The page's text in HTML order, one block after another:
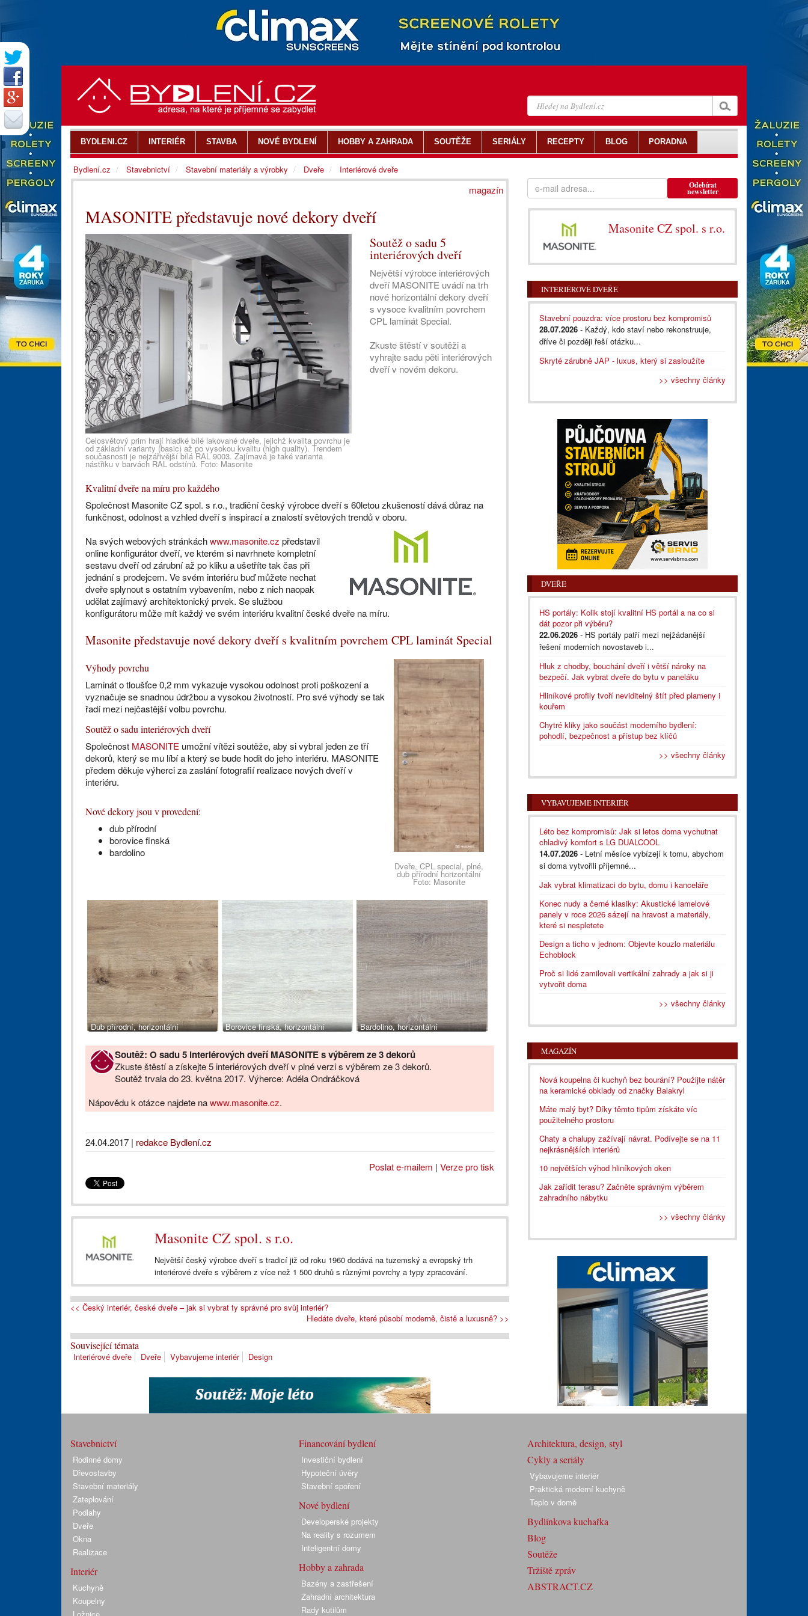
magazín
MASONITE představuje nové dekory dveří
Celosvětový prim hrají hladké bílé lakované dveře, jejichž kvalita povrchu je
od základní varianty (basic) až po vysokou kvalitu (high quality). Trendem
současnosti je nejzářivější bílá RAL 9003. Zajímavá je také varianta
nástřiku v barvách RAL odstínů. Foto: Masonite
Soutěž o sadu 5
interiérových dveří
Největší výrobce interiérových
dveří MASONITE uvádí na trh
nové horizontální dekory dveří
s vysoce kvalitním povrchem
CPL laminát Special.
Zkuste štěstí v soutěži a
vyhrajte sadu pěti interiérových
dveří v novém dekoru.
Kvalitní dveře na míru pro každého
Společnost Masonite CZ spol. s r.o., tradiční český výrobce dveří s 60letou zkušeností dává důraz na
funkčnost, odolnost a vzhled dveří s inspirací a znalostí světových trendů v oboru.
Na svých webových stránkáchwww.masonite.cz představil
online konfigurátor dveří, ve kterém si navrhnete kompletní
sestavu dveří od zárubní až po kliku a ušetříte tak čas při
jednání s prodejcem. Ve svém interiéru buď můžete nechat
dveře splynout s ostatním vybavením, nebo z nich naopak
udělat zajímavý architektonický prvek. Se službou
konfigurátoru může mít každý ve svém interiéru kvalitní české dveře na míru.
Masonite představuje nové dekory dveří s kvalitním povrchem CPL laminát Special
Dveře, CPL special, plné,
dub přírodní horizontální
Foto: Masonite
Výhody povrchu
Laminát o tloušťce 0,2 mm vykazuje vysokou odolnost proti poškození a
vyznačuje se snadnou údržbou a vysokou životností. Pro své výhody se tak
řadí mezi nejčastější volbu povrchu.
Soutěž o sadu interiérových dveří
Společnost MASONITE umožní vítězi soutěže, aby si vybral jeden ze tří
dekorů, který se mu líbí a který se bude hodit do jeho interiéru. MASONITE
předem děkuje výherci za zaslání fotografií realizace nových dveří v
interiéru.
Nové dekory jsou v provedení:
dub přírodní
borovice finská
bardolino
Dub přírodní, horizontální Borovice finská, horizontální Bardolino, horizontální
Soutěž: O sadu 5 interiérových dveří MASONITE s výběrem ze 3 dekorů
Zkuste štěstí a získejte 5 interiérových dveří v plné verzi s výběrem ze 3 dekorů.
Soutěž trvala do 23. května 2017. Výherce: Adéla Ondráčková
Nápovědu k otázce najdete nawww.masonite.cz.
24.04.2017 | redakce Bydlení.cz
Poslat e-mailem | Verze pro tisk
Masonite CZ spol. s r.o.
Největší český výrobce dveří s tradicí již od roku 1960 dodává na tuzemský a evropský trh
interiérové dveře s výběrem z více než 1 500 druhů s různými povrchy a typy zpracování.
<< Český interiér, české dveře – jak si vybrat ty správné pro svůj interiér?
Hledáte dveře, které působí moderně, čistě a luxusně? >>
Související témata
Interiérové dveře Dveře Vybavujeme interiér Design
Odebírat
newsletter
Masonite CZ spol. s r.o.
INTERIÉROVÉ DVEŘE
Stavební pouzdra: více prostoru bez kompromisů
28.07.2026 - Každý, kdo staví nebo rekonstruuje,
dříve či později řeší otázku...
Skryté zárubně JAP - luxus, který si zasloužíte
>> všechny články
DVEŘE
HS portály: Kolik stojí kvalitní HS portál a na co si
dát pozor při výběru?
22.06.2026 - HS portály patří mezi nejžádanější
řešení moderních novostaveb i...
Hluk z chodby, bouchání dveří i větší nároky na
bezpečí. Jak vybrat dveře do bytu v paneláku
Hliníkové profily tvoří neviditelný štít před plameny i
kouřem
Chytré kliky jako součást moderního bydlení:
pohodlí, bezpečnost a přístup bez klíčů
>> všechny články
VYBAVUJEME INTERIÉR
Léto bez kompromisů: Jak si letos doma vychutnat
chladivý komfort s LG DUALCOOL
14.07.2026 - Letní měsíce vybízejí k tomu, abychom
si doma vytvořili příjemné...
Jak vybrat klimatizaci do bytu, domu i kanceláře
Konec nudy a černé klasiky: Akustické lamelové
panely v roce 2026 sázejí na hravost a materiály,
které si nespletete
Design a ticho v jednom: Objevte kouzlo materiálu
Echoblock
Proč si lidé zamilovali vertikální zahrady a jak si ji
vytvořit doma
>> všechny články
MAGAZÍN
Nová koupelna či kuchyň bez bourání? Použijte nátěr
na keramické obklady od značky Balakryl
Máte malý byt? Díky těmto tipům získáte víc
použitelného prostoru
Chaty a chalupy zažívají návrat. Podívejte se na 11
nejkrásnějších interiérů
10 největších výhod hliníkových oken
Jak zařídit terasu? Začněte správným výběrem
zahradního nábytku
>> všechny články
BYDLENI.CZ INTERIÉR STAVBA NOVÉ BYDLENÍ HOBBY A ZAHRADA SOUTĚŽE SERIÁLY RECEPTY BLOG PORADNA
Bydlení.cz Stavebnictví Stavební materiály a výrobky Dveře Interiérové dveře
Stavebnictví
Rodinné domy
Dřevostavby
Stavební materiály
Zateplování
Podlahy
Dveře
Okna
Realizace
Interiér
Kuchyně
Koupelny
Ložnice
Financování bydlení
Investiční bydlení
Hypoteční úvěry
Stavební spoření
Nové bydlení
Developerské projekty
Na reality s rozumem
Inteligentní domy
Hobby a zahrada
Bazény a zastřešení
Zahradní architektura
Rady kutilům
Architektura, design, styl
Cykly a seriály
Vybavujeme interiér
Praktická moderní kuchyně
Teplo v domě
Bydlínkova kuchařka
Blog
Soutěže
Tržiště zpráv
ABSTRACT.CZ